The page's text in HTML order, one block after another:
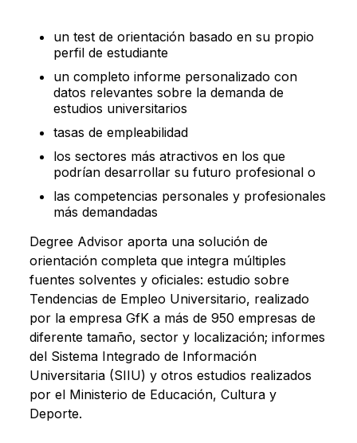
un test de orientación basado en su propio
perfil de estudiante
un completo informe personalizado con
datos relevantes sobre la demanda de
estudios universitarios
tasas de empleabilidad
los sectores más atractivos en los que
podrían desarrollar su futuro profesional o
las competencias personales y profesionales
más demandadas
Degree Advisor aporta una solución de
orientación completa que integra múltiples
fuentes solventes y oficiales: estudio sobre
Tendencias de Empleo Universitario, realizado
por la empresa GfK a más de 950 empresas de
diferente tamaño, sector y localización; informes
del Sistema Integrado de Información
Universitaria (SIIU) y otros estudios realizados
por el Ministerio de Educación, Cultura y
Deporte.